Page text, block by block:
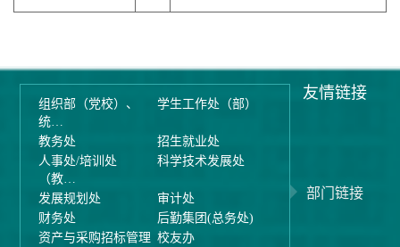
组织部（党校）、
统…
学生工作处（部）
教务处
招生就业处
人事处/培训处
（教…
科学技术发展处
发展规划处
审计处
财务处
后勤集团(总务处)
资产与采购招标管理 校友办
友情链接
部门链接